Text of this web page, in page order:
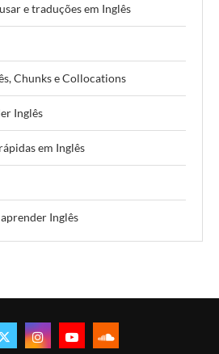
e traduções em Inglês
Chunks e Collocations
Inglês
em Inglês
Inglês